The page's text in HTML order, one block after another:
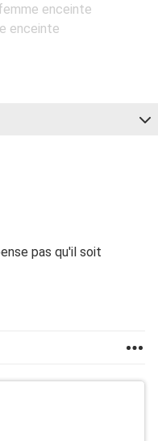
enceinte
enceinte
pas qu'il soit